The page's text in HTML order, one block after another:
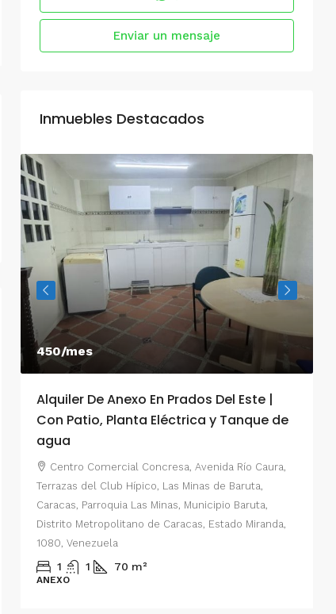
Enviar un mensaje
Inmuebles Destacados
450/mes
Alquiler De Anexo En Prados Del Este |
Con Patio, Planta Eléctrica y Tanque de
agua
Centro Comercial Concresa, Avenida Río Caura,
Terrazas del Club Hípico, Las Minas de Baruta,
Caracas, Parroquia Las Minas, Municipio Baruta,
Distrito Metropolitano de Caracas, Estado Miranda,
1080, Venezuela
1 1 70 m²
ANEXO